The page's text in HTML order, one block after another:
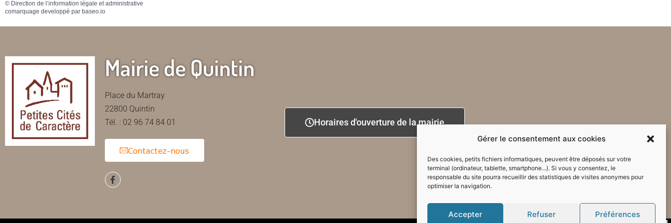
Gérer le consentement aux cookies
Des cookies, petits fichiers informatiques, peuvent être déposés sur votre
terminal (ordinateur, tablette, smartphone...). Si vous y consentez, le
responsable du site pourra recueillir des statistiques de visites anonymes pour
optimiser la navigation.
Accepter Refuser Préférences
© Direction de l’information légale et administrative
comarquage developpé par baseo.io
Mairie de Quintin
Place du Martray
22800 Quintin
Tél. : 02 96 74 84 01
Contactez-nous
Horaires d'ouverture de la mairie